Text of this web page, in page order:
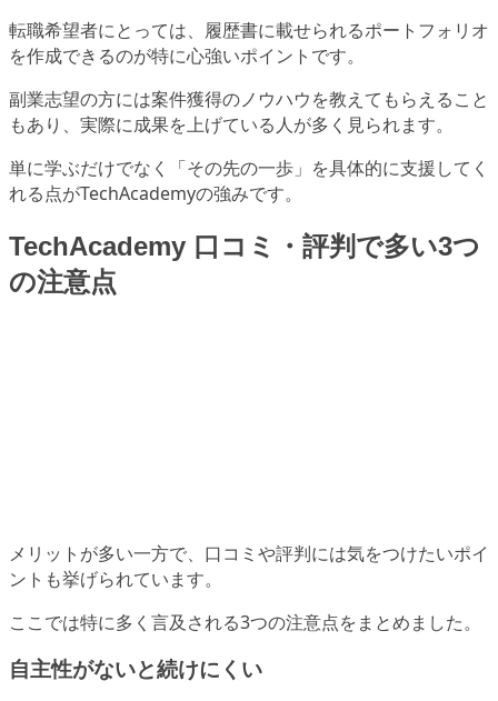
転職希望者にとっては、履歴書に載せられるポートフォリオ
を作成できるのが特に心強いポイントです。
副業志望の方には案件獲得のノウハウを教えてもらえること
もあり、実際に成果を上げている人が多く見られます。
単に学ぶだけでなく「その先の一歩」を具体的に支援してく
れる点がTechAcademyの強みです。
TechAcademy 口コミ・評判で多い3つ
の注意点
メリットが多い一方で、口コミや評判には気をつけたいポイ
ントも挙げられています。
ここでは特に多く言及される3つの注意点をまとめました。
自主性がないと続けにくい